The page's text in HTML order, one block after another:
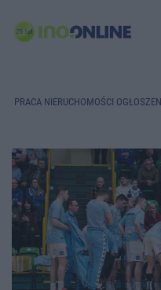
PRACA NIERUCHOMOŚCI